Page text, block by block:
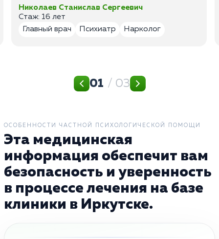
Николаев Станислав Сергеевич
Стаж: 16 лет
Главный врач
Психиатр Нарколог
01 / 03
ОСОБЕННОСТИ ЧАСТНОЙ ПСИХОЛОГИЧЕСКОЙ ПОМОЩИ
Эта медицинская
информация обеспечит вам
безопасность и уверенность
в процессе лечения на базе
клиники в Иркутске.